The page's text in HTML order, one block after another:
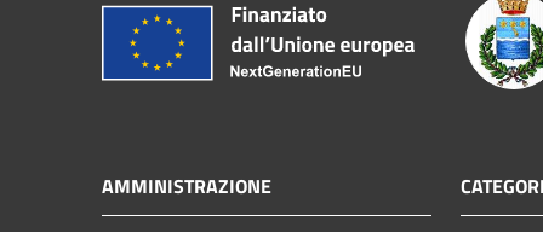
AMMINISTRAZIONE